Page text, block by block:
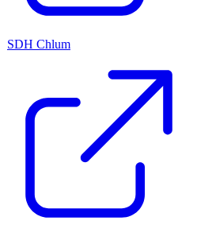
SDH Chlum